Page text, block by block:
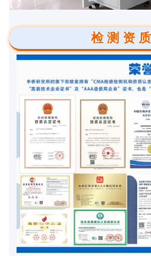
检测资